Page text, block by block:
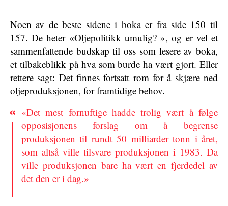
Noen av de beste sidene i boka er fra side 150 til
157. De heter «Oljepolitikk umulig? », og er vel et
sammenfattende budskap til oss som lesere av boka,
et tilbakeblikk på hva som burde ha vært gjort. Eller
rettere sagt: Det finnes fortsatt rom for å skjære ned
oljeproduksjonen, for framtidige behov.
«Det mest fornuftige hadde trolig vært å følge
opposisjonens forslag om å begrense
produksjonen til rundt 50 milliarder tonn i året,
som altså ville tilsvare produksjonen i 1983. Da
ville produksjonen bare ha vært en fjerdedel av
det den er i dag.»